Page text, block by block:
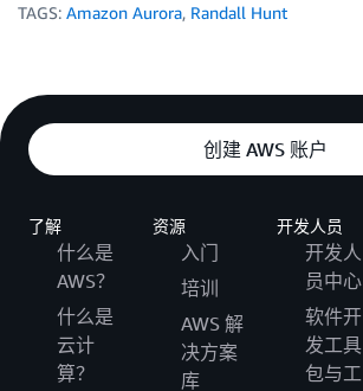
TAGS: Amazon Aurora, Randall Hunt
创建 AWS 账户
了解
什么是
AWS？
什么是
云计
算？
资源
入门
培训
AWS 解
决方案
库
开发人员
开发人
员中心
软件开
发工具
包与工